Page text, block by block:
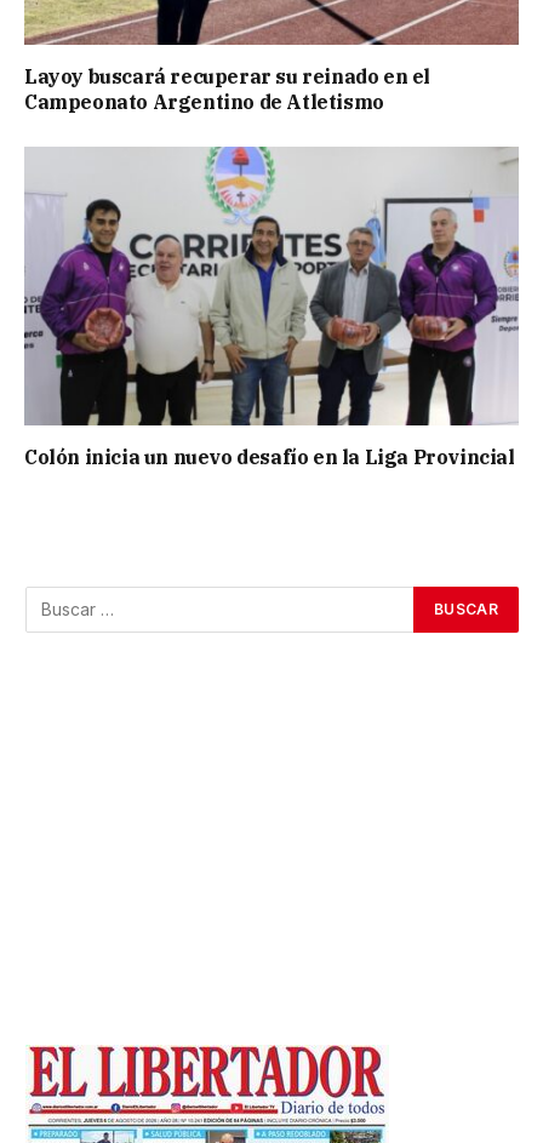
Layoy buscará recuperar su reinado en el
Campeonato Argentino de Atletismo
Colón inicia un nuevo desafío en la Liga Provincial